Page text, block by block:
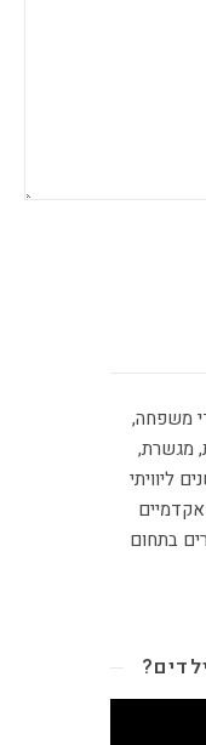
משפחה,
מגשרת,
ליוויתי
בתחום